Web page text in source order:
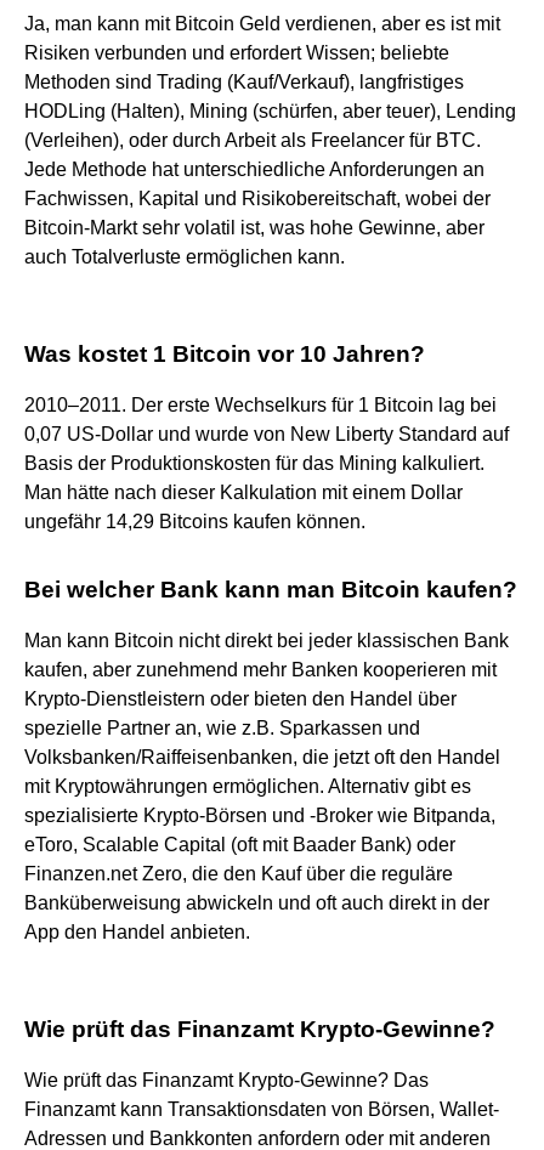
Ja, man kann mit Bitcoin Geld verdienen, aber es ist mit
Risiken verbunden und erfordert Wissen; beliebte
Methoden sind Trading (Kauf/Verkauf), langfristiges
HODLing (Halten), Mining (schürfen, aber teuer), Lending
(Verleihen), oder durch Arbeit als Freelancer für BTC.
Jede Methode hat unterschiedliche Anforderungen an
Fachwissen, Kapital und Risikobereitschaft, wobei der
Bitcoin-Markt sehr volatil ist, was hohe Gewinne, aber
auch Totalverluste ermöglichen kann.
Was kostet 1 Bitcoin vor 10 Jahren?
2010–2011. Der erste Wechselkurs für 1 Bitcoin lag bei
0,07 US-Dollar und wurde von New Liberty Standard auf
Basis der Produktionskosten für das Mining kalkuliert.
Man hätte nach dieser Kalkulation mit einem Dollar
ungefähr 14,29 Bitcoins kaufen können.
Bei welcher Bank kann man Bitcoin kaufen?
Man kann Bitcoin nicht direkt bei jeder klassischen Bank
kaufen, aber zunehmend mehr Banken kooperieren mit
Krypto-Dienstleistern oder bieten den Handel über
spezielle Partner an, wie z.B. Sparkassen und
Volksbanken/Raiffeisenbanken, die jetzt oft den Handel
mit Kryptowährungen ermöglichen. Alternativ gibt es
spezialisierte Krypto-Börsen und -Broker wie Bitpanda,
eToro, Scalable Capital (oft mit Baader Bank) oder
Finanzen.net Zero, die den Kauf über die reguläre
Banküberweisung abwickeln und oft auch direkt in der
App den Handel anbieten.
Wie prüft das Finanzamt Krypto-Gewinne?
Wie prüft das Finanzamt Krypto-Gewinne? Das
Finanzamt kann Transaktionsdaten von Börsen, Wallet-
Adressen und Bankkonten anfordern oder mit anderen